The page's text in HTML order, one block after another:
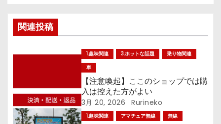
ナ
ビ
ー
シ
関連投稿
1.趣味関連 3.ホットな話題
乗り物関連
車
【注意喚起】ここのショップでは購
入は控えた方がよい
3月 20, 2026 Rurineko
1.趣味関連 アマチュア無線 無線